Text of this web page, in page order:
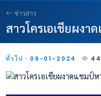
ข่าวสาร
สาวโครเอเชียผง
ทั่วไป · 09-01-2024 44